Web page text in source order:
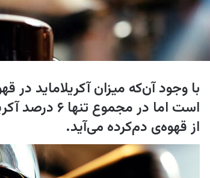
با وجود آن‌که میزان آکریلاماید
است اما در
از قهوه‌ی دم‌کرده می‌آید.